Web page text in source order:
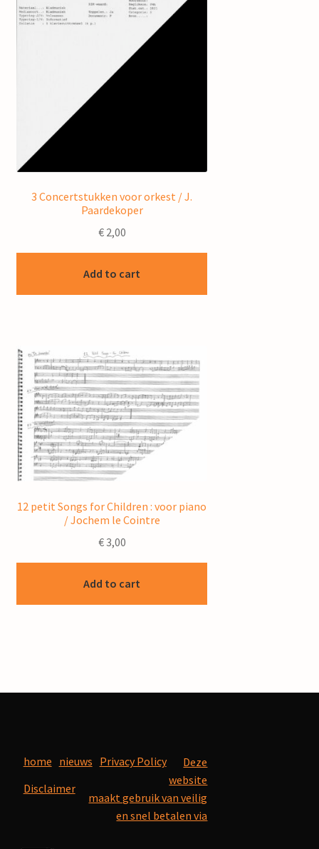
3 Concertstukken voor orkest / J.
Paardekoper
€2,00
Add to cart
12 petit Songs for Children : voor piano
/ Jochem le Cointre
€3,00
Add to cart
home nieuws Privacy Policy
Disclaimer
Deze
website
maakt gebruik van veilig
en snel betalen via